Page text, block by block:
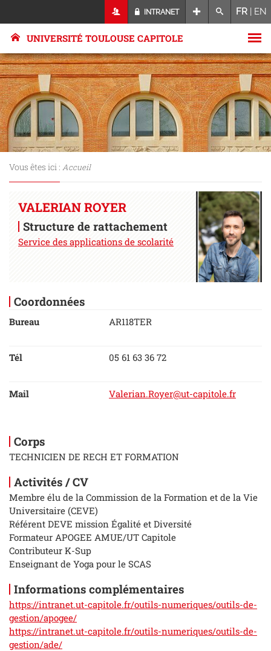
INTRANET FR | EN
UNIVERSITÉ TOULOUSE CAPITOLE
Vous êtes ici : Accueil
VALERIAN ROYER
Structure de rattachement
Service des applications de scolarité
Coordonnées
Bureau AR118TER
Tél 05 61 63 36 72
Mail Valerian.Royer@ut-capitole.fr
Corps
TECHNICIEN DE RECH ET FORMATION
Activités / CV
Membre élu de la Commission de la Formation et de la Vie
Universitaire (CEVE)
Référent DEVE mission Égalité et Diversité
Formateur APOGEE AMUE/UT Capitole
Contributeur K-Sup
Enseignant de Yoga pour le SCAS
Informations complémentaires
https://intranet.ut-capitole.fr/outils-numeriques/outils-de-
gestion/apogee/
https://intranet.ut-capitole.fr/outils-numeriques/outils-de-
gestion/ade/